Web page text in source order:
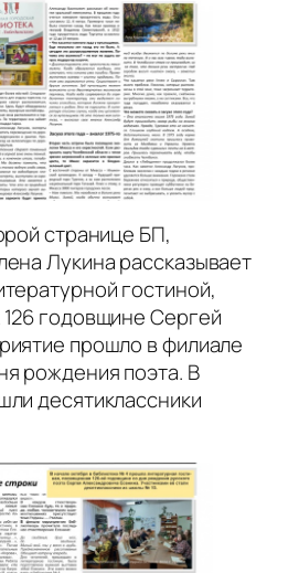
странице БП,
Лукина рассказывает
гостиной,
годовщине Сергей
прошло в филиале
рождения поэта. В
десятиклассники